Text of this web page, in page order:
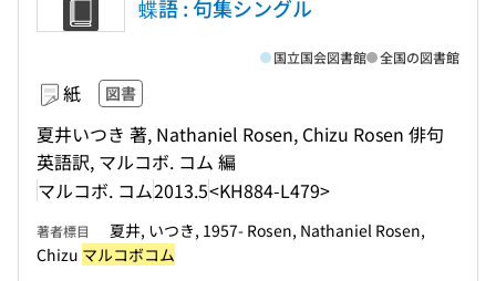
蝶語 : 句集シングル
紙 図書
夏井いつき 著, Nathaniel Rosen, Chizu Rosen 俳句
英語訳, マルコボ. コム 編
マルコボ. コム2013.5<KH884-L479>
国立国会図書館 全国の図書館
著者標目
夏井, いつき, 1957- Rosen, Nathaniel Rosen,
Chizu マルコボコム